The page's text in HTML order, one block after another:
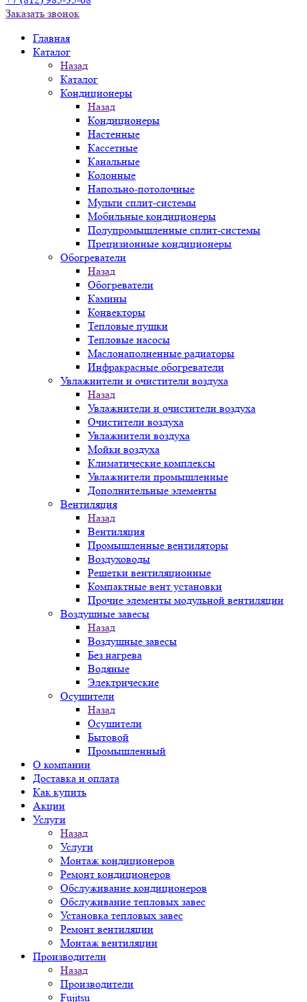
Заказать звонок
Главная
Каталог
Назад
Каталог
Кондиционеры
Назад
Кондиционеры
Настенные
Кассетные
Канальные
Колонные
Напольно-потолочные
Мульти сплит-системы
Мобильные кондиционеры
Полупромышленные сплит-системы
Прецизионные кондиционеры
Обогреватели
Назад
Обогреватели
Камины
Конвекторы
Тепловые пушки
Тепловые насосы
Маслонаполненные радиаторы
Инфракрасные обогреватели
Увлажнители и очистители воздуха
Назад
Увлажнители и очистители воздуха
Очистители воздуха
Увлажнители воздуха
Мойки воздуха
Климатические комплексы
Увлажнители промышленные
Дополнительные элементы
Вентиляция
Назад
Вентиляция
Промышленные вентиляторы
Воздуховоды
Решетки вентиляционные
Компактные вент установки
Прочие элементы модульной вентиляции
Воздушные завесы
Назад
Воздушные завесы
Без нагрева
Водяные
Электрические
Осушители
Назад
Осушители
Бытовой
Промышленный
О компании
Доставка и оплата
Как купить
Акции
Услуги
Назад
Услуги
Монтаж кондиционеров
Ремонт кондиционеров
Обслуживание кондиционеров
Обслуживание тепловых завес
Установка тепловых завес
Ремонт вентиляции
Монтаж вентиляции
Производители
Назад
Производители
Fujitsu